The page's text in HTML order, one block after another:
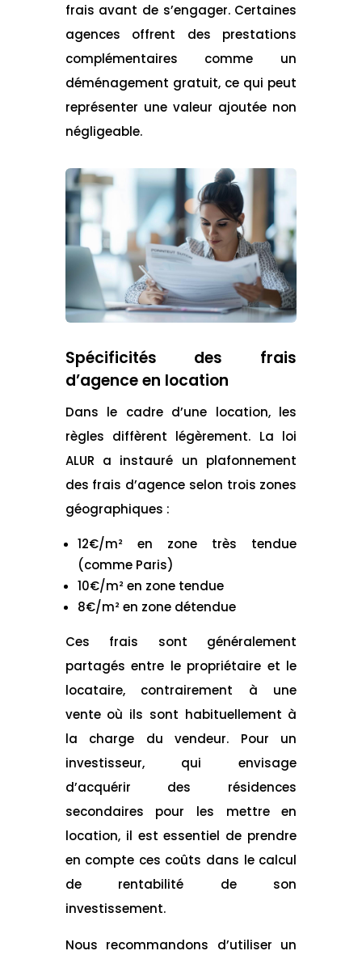
frais avant de s’engager. Certaines
agences offrent des prestations
complémentaires comme un
déménagement gratuit, ce qui peut
représenter une valeur ajoutée non
négligeable.
Spécificités des frais
d’agence en location
Dans le cadre d’une location, les
règles diffèrent légèrement. La loi
ALUR a instauré un plafonnement
des frais d’agence selon trois zones
géographiques :
12€/m² en zone très tendue
(comme Paris)
10€/m² en zone tendue
8€/m² en zone détendue
Ces frais sont généralement
partagés entre le propriétaire et le
locataire, contrairement à une
vente où ils sont habituellement à
la charge du vendeur. Pour un
investisseur, qui envisage
d’acquérir des résidences
secondaires pour les mettre en
location, il est essentiel de prendre
en compte ces coûts dans le calcul
de rentabilité de son
investissement.
Nous recommandons d’utiliser un